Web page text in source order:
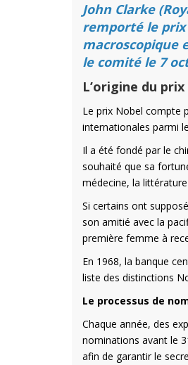
John Clarke
remporté le prix
macroscopique
le comité le 7
L’origine du
Le prix Nobel compte
internationales parmi
Il a été fondé par le
souhaité que sa
médecine, la
Si certains ont
son amitié avec la
première femme à
En 1968, la banque
liste des distinctions
Le processus de
Chaque année, des
nominations avant le
afin de garantir le